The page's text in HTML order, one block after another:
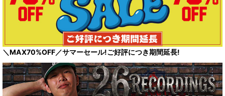
＼MAX70%OFF／サマーセール!ご好評につき期間延長!